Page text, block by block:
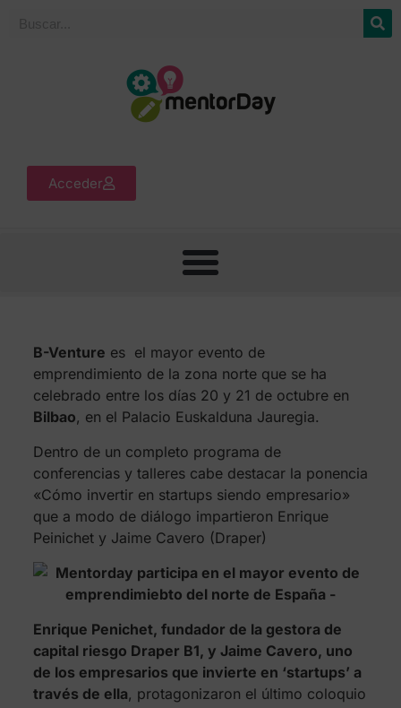
Acceder
B-Venture es el mayor evento de
emprendimiento de la zona norte que se ha
celebrado entre los días 20 y 21 de octubre en
Bilbao, en el Palacio Euskalduna Jauregia.
Dentro de un completo programa de
conferencias y talleres cabe destacar la ponencia
«Cómo invertir en startups siendo empresario»
que a modo de diálogo impartieron Enrique
Peinichet y Jaime Cavero (Draper)
Enrique Penichet, fundador de la gestora de
capital riesgo Draper B1, y Jaime Cavero, uno
de los empresarios que invierte en ‘startups’ a
través de ella, protagonizaron el último coloquio